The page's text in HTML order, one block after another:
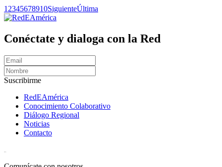
1 2345678910SiguienteÚltima
Conéctate y dialoga con la Red
Suscribirme
RedEAmérica
Conocimiento Colaborativo
Diálogo Regional
Noticias
Contacto